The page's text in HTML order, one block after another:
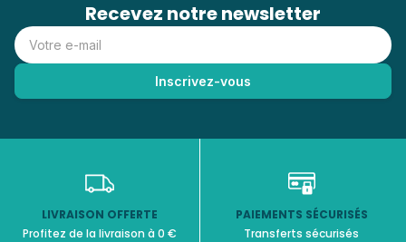
Recevez notre newsletter
LIVRAISON OFFERTE
Profitez de la livraison à 0 €
PAIEMENTS SÉCURISÉS
Transferts sécurisés